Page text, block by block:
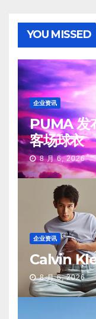
YOU MISSED
企业资讯
PUMA 发
客场球衣
8 月 6, 2026
企业资讯
Calvin
8 月 6, 2026